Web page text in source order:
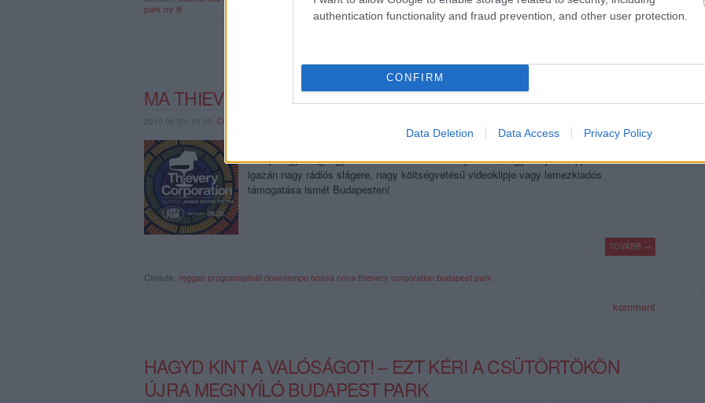
authentication functionality and fraud prevention, and other user protection.
CONFIRM
Data Deletion Data Access Privacy Policy
park mr lif
MA THIEVERY CORPORATION A BUDAPEST PARKBAN!
2019.06.30. 10:00, COFFINSHAKER
A Thievery Corporation, avagy a zenekar, amelyik úgy tudja húsz év után is megtölteni
Európa egyik legnagyobb szabadtéri koncerthelyszínét, hogy tulajdonképpen sosem volt
igazán nagy rádiós slágere, nagy költségvetésű videoklipje vagy lemezkiadós
támogatása ismét Budapesten!
TOVÁBB →
Címkék: reggae programajánlódowntempo bossa nova thievery corporation budapest park
komment
HAGYD KINT A VALÓSÁGOT! – EZT KÉRI A CSÜTÖRTÖKÖN
ÚJRA MEGNYÍLÓ BUDAPEST PARK